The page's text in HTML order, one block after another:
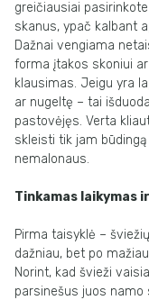
greičiausiai
skanus, ypač kalbant
Dažnai vengiama
forma įtakos skoniui
klausimas. Jeigu yra
ar nugeltę – tai
pastovėjęs. Verta
skleisti tik jam
nemalonaus.
Tinkamas laikymas
Pirma taisyklė –
dažniau, bet po
Norint, kad švieži
parsinešus juos